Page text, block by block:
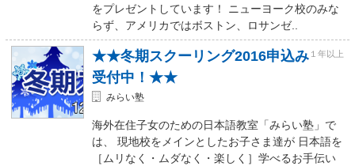
をプレゼントしています！ ニューヨーク校のみな
らず、アメリカではボストン、ロサンゼ..
★★冬期スクーリング2016申込み
受付中！★★
１年以上
みらい塾
海外在住子女のための日本語教室「みらい塾」で
は、 現地校をメインとしたお子さま達が 日本語を
［ムリなく・ムダなく・楽しく］学べるお手伝い